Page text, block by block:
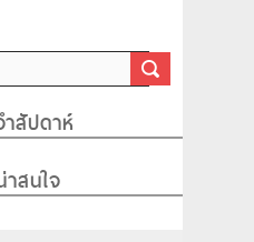
สัปดาห์
สนใจ